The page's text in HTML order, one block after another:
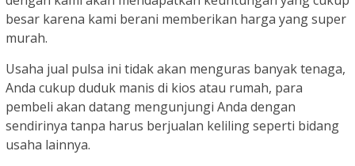
besar karena kami berani memberikan harga yang super
murah.
Usaha jual pulsa ini tidak akan menguras banyak tenaga,
Anda cukup duduk manis di kios atau rumah, para
pembeli akan datang mengunjungi Anda dengan
sendirinya tanpa harus berjualan keliling seperti bidang
usaha lainnya.